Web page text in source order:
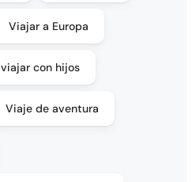
Viajar a Europa
viajar con hijos
Viaje de aventura